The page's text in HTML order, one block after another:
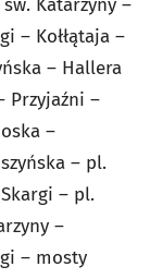
Katarzyny –
– Kołłątaja –
– Hallera
Przyjaźni –
–
– pl.
– pl.
–
– mosty